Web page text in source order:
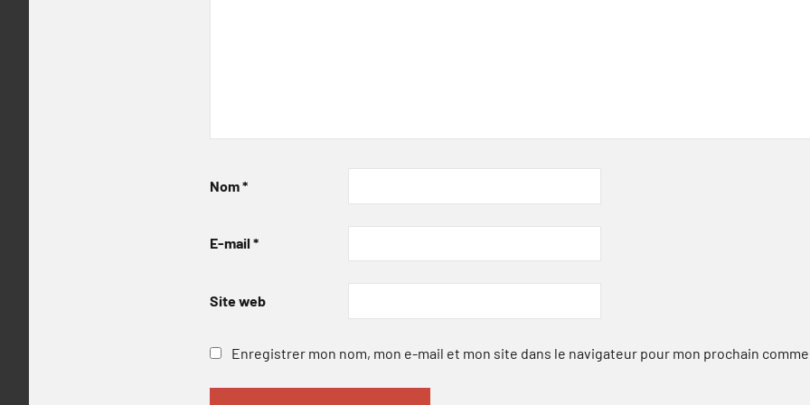
Nom*
E-mail *
Site web
Enregistrer mon nom, mon e-mail et mon site dans le navigateur pour mon prochain